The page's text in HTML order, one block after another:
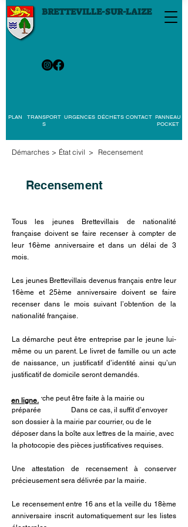
BRETTEVILLE-SUR-LAIZE
PLAN
TRANSPORT
S
URGENCES DÉCHETS CONTACT PANNEAU
POCKET
Démarches > État civil > Recensement
Recensement
Tous les jeunes Brettevillais de nationalité
française doivent se faire recenser à compter de
leur 16ème anniversaire et dans un délai de 3
mois.
Les jeunes Brettevillais devenus français entre leur
16ème et 25ème anniversaire doivent se faire
recenser dans le mois suivant l’obtention de la
nationalité française.
La démarche peut être entreprise par le jeune lui-
même ou un parent. Le livret de famille ou un acte
de naissance, un justificatif d’identité ainsi qu’un
justificatif de domicile seront demandés.
La démarche peut être faite à la mairie ou
préparée Dans ce cas, il suffit d’envoyer
son dossier à la mairie par courrier, ou de le
déposer dans la boîte aux lettres de la mairie, avec
la photocopie des pièces justificatives requises.
Une attestation de recensement à conserver
précieusement sera délivrée par la mairie.
Le recensement entre 16 ans et la veille du 18ème
anniversaire inscrit automatiquement sur les listes
en ligne.